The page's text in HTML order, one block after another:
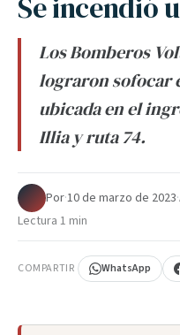
Se incendió
Los Bomberos
lograron sofocar
ubicada en el
Illia y ruta 74.
Por·10 de marzo de 2023·
Lectura 1 min
COMPARTIR WhatsApp